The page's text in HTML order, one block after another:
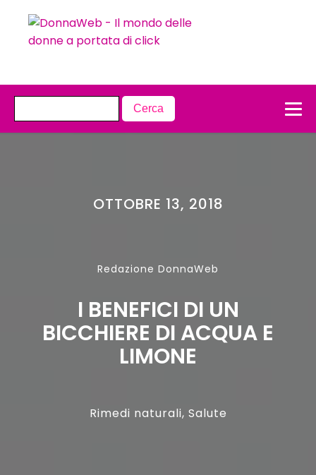
OTTOBRE 13, 2018
Redazione DonnaWeb
I BENEFICI DI UN
BICCHIERE DI ACQUA E
LIMONE
Rimedi naturali, Salute